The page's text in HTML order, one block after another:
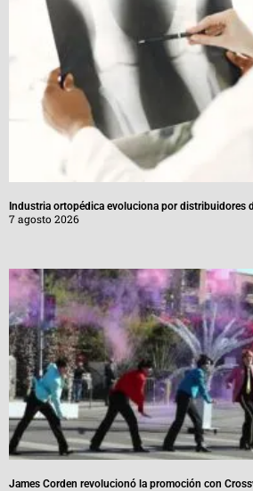
Industria ortopédica evoluciona por distribuidores
7 agosto 2026
James Corden revolucionó la promoción con